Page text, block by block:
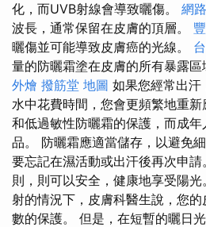
化，而UVB射線會導致曬傷。 網
波長，通常保留在皮膚的頂層。
曬傷並可能導致皮膚癌的光線。
量的防曬霜塗在皮膚的所有暴露區
外燴 撥筋堂 地圖 如果您經常出汗
水中花費時間，您會更頻繁地重
和低過敏性防曬霜的保護，而成
品。 防曬霜應適當儲存，以避免
要忘記在濕活動或出汗後再次申
則，則可以安全，健康地享受陽
射的情況下，皮膚科醫生說，您
數的保護。 但是，在短暫的曬日